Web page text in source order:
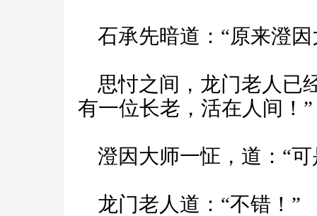
石承先暗道：“原来澄
思忖之间，龙门老人已
有一位长老，活在人间！”
澄因大师一怔，道：“可
龙门老人道：“不错！”